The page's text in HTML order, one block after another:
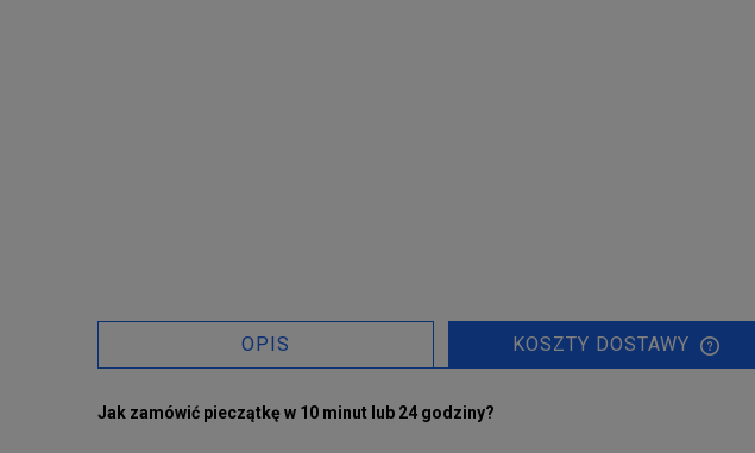
OPIS KOSZTY DOSTAWY
Jak zamówić pieczątkę w 10 minut lub 24 godziny?